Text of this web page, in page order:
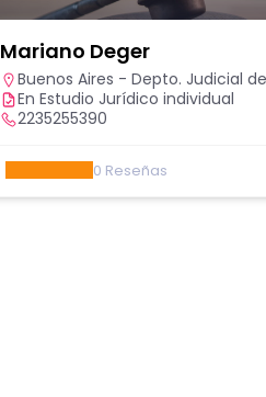
Mariano Deger
Buenos Aires - Depto. Judicial
En Estudio Jurídico individual
2235255390
0 Reseñas